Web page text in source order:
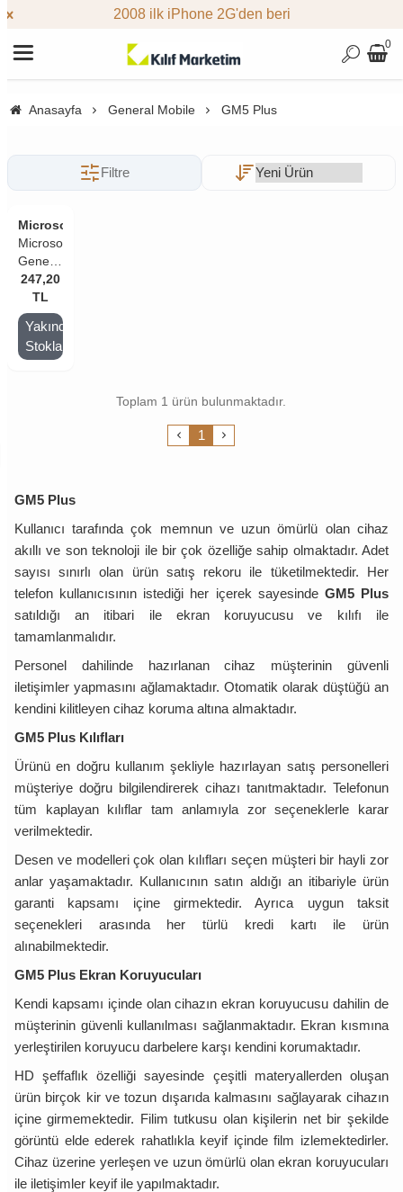
2008 ilk iPhone 2G'den beri
0
Anasayfa General Mobile GM5 Plus
Filtre
Microsonic
Microsonic
General
Mobile
GM5
Plus
Kavisli
Temperli
247,20
TL
Yakında
Stoklarda
Toplam 1 ürün bulunmaktadır.
1
GM5 Plus
Kullanıcı tarafında çok memnun ve uzun ömürlü olan cihaz
akıllı ve son teknoloji ile bir çok özelliğe sahip olmaktadır. Adet
sayısı sınırlı olan ürün satış rekoru ile tüketilmektedir. Her
telefon kullanıcısının istediği her içerek sayesinde GM5 Plus
satıldığı an itibari ile ekran koruyucusu ve kılıfı ile
tamamlanmalıdır.
Personel dahilinde hazırlanan cihaz müşterinin güvenli
iletişimler yapmasını ağlamaktadır. Otomatik olarak düştüğü an
kendini kilitleyen cihaz koruma altına almaktadır.
GM5 Plus Kılıfları
Ürünü en doğru kullanım şekliyle hazırlayan satış personelleri
müşteriye doğru bilgilendirerek cihazı tanıtmaktadır. Telefonun
tüm kaplayan kılıflar tam anlamıyla zor seçeneklerle karar
verilmektedir.
Desen ve modelleri çok olan kılıfları seçen müşteri bir hayli zor
anlar yaşamaktadır. Kullanıcının satın aldığı an itibariyle ürün
garanti kapsamı içine girmektedir. Ayrıca uygun taksit
seçenekleri arasında her türlü kredi kartı ile ürün
alınabilmektedir.
GM5 Plus Ekran Koruyucuları
Kendi kapsamı içinde olan cihazın ekran koruyucusu dahilin de
müşterinin güvenli kullanılması sağlanmaktadır. Ekran kısmına
yerleştirilen koruyucu darbelere karşı kendini korumaktadır.
HD şeffaflık özelliği sayesinde çeşitli materyallerden oluşan
ürün birçok kir ve tozun dışarıda kalmasını sağlayarak cihazın
içine girmemektedir. Filim tutkusu olan kişilerin net bir şekilde
görüntü elde ederek rahatlıkla keyif içinde film izlemektedirler.
Cihaz üzerine yerleşen ve uzun ömürlü olan ekran koruyucuları
ile iletişimler keyif ile yapılmaktadır.